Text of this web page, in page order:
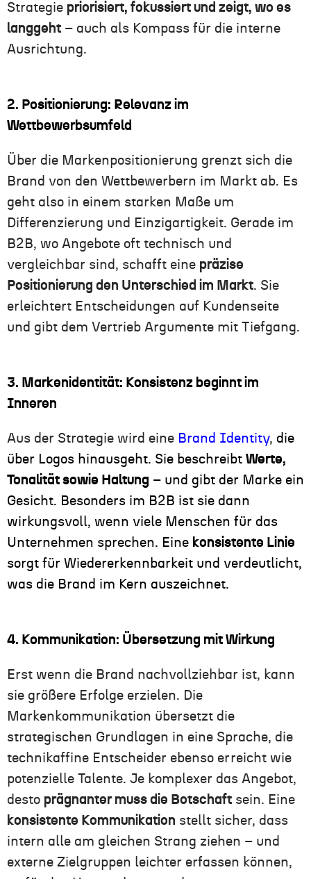
Strategie priorisiert, fokussiert und zeigt, wo es
langgeht – auch als Kompass für die interne
Ausrichtung.
2. Positionierung: Relevanz im
Wettbewerbsumfeld
Über die Markenpositionierung grenzt sich die
Brand von den Wettbewerbern im Markt ab. Es
geht also in einem starken Maße um
Differenzierung und Einzigartigkeit. Gerade im
B2B, wo Angebote oft technisch und
vergleichbar sind, schafft eine präzise
Positionierung den Unterschied im Markt. Sie
erleichtert Entscheidungen auf Kundenseite
und gibt dem Vertrieb Argumente mit Tiefgang.
3. Markenidentität: Konsistenz beginnt im
Inneren
Aus der Strategie wird eine Brand Identity, die
über Logos hinausgeht. Sie beschreibt Werte,
Tonalität sowie Haltung – und gibt der Marke ein
Gesicht. Besonders im B2B ist sie dann
wirkungsvoll, wenn viele Menschen für das
Unternehmen sprechen. Eine konsistente Linie
sorgt für Wiedererkennbarkeit und verdeutlicht,
was die Brand im Kern auszeichnet.
4. Kommunikation: Übersetzung mit Wirkung
Erst wenn die Brand nachvollziehbar ist, kann
sie größere Erfolge erzielen. Die
Markenkommunikation übersetzt die
strategischen Grundlagen in eine Sprache, die
technikaffine Entscheider ebenso erreicht wie
potenzielle Talente. Je komplexer das Angebot,
desto prägnanter muss die Botschaft sein. Eine
konsistente Kommunikation stellt sicher, dass
intern alle am gleichen Strang ziehen – und
externe Zielgruppen leichter erfassen können,